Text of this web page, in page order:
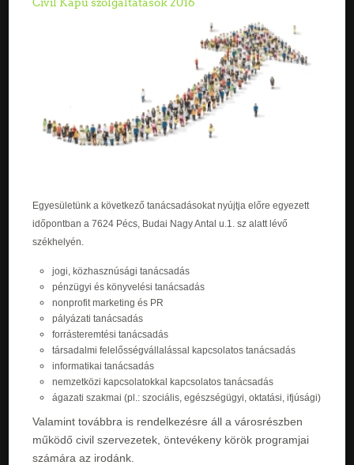
Egyesületünk a következő tanácsadásokat nyújtja előre egyezett
időpontban a 7624 Pécs, Budai Nagy Antal u.1. sz alatt lévő
székhelyén.
jogi, közhasznúsági tanácsadás
pénzügyi és könyvelési tanácsadás
nonprofit marketing és PR
pályázati tanácsadás
forrásteremtési tanácsadás
társadalmi felelősségvállalással kapcsolatos tanácsadás
informatikai tanácsadás
nemzetközi kapcsolatokkal kapcsolatos tanácsadás
ágazati szakmai (pl.: szociális, egészségügyi, oktatási, ifjúsági)
Valamint továbbra is rendelkezésre áll a városrészben
működő civil szervezetek, öntevékeny körök programjai
számára az irodánk.